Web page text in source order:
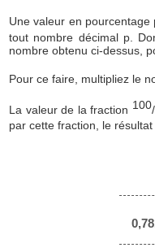
Une valeur en
tout nombre décimal p.
nombre obtenu ci-dessus,
Pour ce faire, multipliez le
La valeur de la fraction 100/
par cette fraction, le